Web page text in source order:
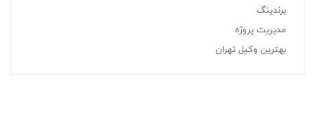
برندینگ
مدیریت پروژه
بهترین وکیل تهران